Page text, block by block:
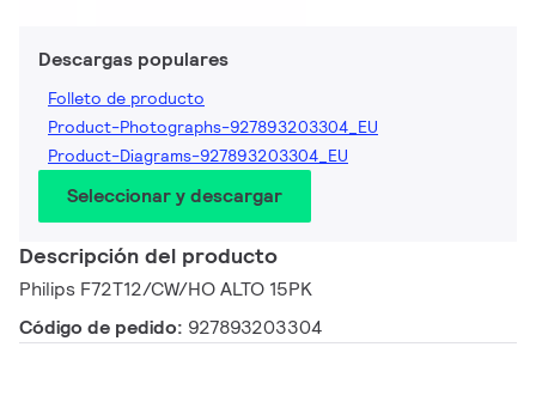
Descargas populares
Folleto de producto
Product-Photographs-927893203304_EU
Product-Diagrams-927893203304_EU
Seleccionar y descargar
Descripción del producto
Philips F72T12/CW/HO ALTO 15PK
Código de pedido: 927893203304